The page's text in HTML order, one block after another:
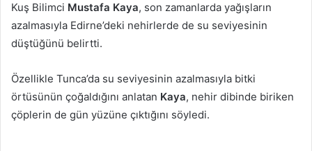
Kuş Bilimci Mustafa Kaya, son zamanlarda yağışların
azalmasıyla Edirne’deki nehirlerde de su seviyesinin
düştüğünü belirtti.
Özellikle Tunca’da su seviyesinin azalmasıyla bitki
örtüsünün çoğaldığını anlatan Kaya, nehir dibinde biriken
çöplerin de gün yüzüne çıktığını söyledi.